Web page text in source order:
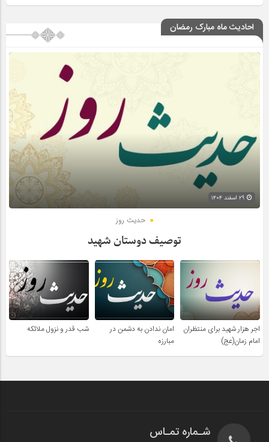
احادیث ماه مبارک رمضان
حدیث روز
توصیف دوستان شهید
اجر هزار شهید برای منتظران
امام زمان(عج)
امان ندادن به دشمن در
مبارزه
شب قدر و نزول ملائکه
شـماره تمـاس